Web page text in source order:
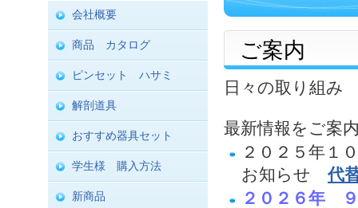
会社概要
商品 カタログ
ピンセット ハサミ
解剖道具
おすすめ器具セット
学生様 購入方法
新商品
ご案内
日々の取り
最新情報をご案
２０２５年１
お知らせ代
２０２６年